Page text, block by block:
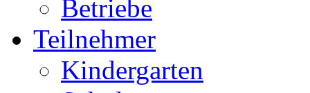
Betriebe
Teilnehmer
Kindergarten